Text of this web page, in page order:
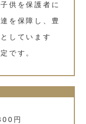
供を保護者に
を保障し、豊
しています
です。
円